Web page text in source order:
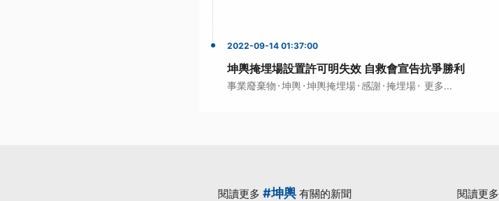
2022-09-14 01:37:00
坤輿掩埋場設置許可明失效 自救會宣告抗爭勝利
事業廢棄物 ·坤輿·坤輿掩埋場· 感謝·掩埋場· 更多...
閱讀更多 #坤輿 有關的新聞 閱讀更多